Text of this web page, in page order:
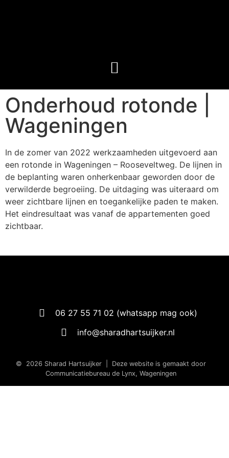
Onderhoud rotonde |
Wageningen
In de zomer van 2022 werkzaamheden uitgevoerd aan
een rotonde in Wageningen – Rooseveltweg. De lijnen in
de beplanting waren onherkenbaar geworden door de
verwilderde begroeiing. De uitdaging was uiteraard om
weer zichtbare lijnen en toegankelijke paden te maken.
Het eindresultaat was vanaf de appartementen goed
zichtbaar.
06 27 55 71 02 (whatsapp mag ook)
info@sharadhartsuijker.nl
© 2026 Sharad Hartsuijker | Deze website is gemaakt door
Communicatiebureau de Lynx, Wageningen